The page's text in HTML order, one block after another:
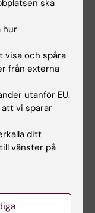
ska
hur
visa och spåra
från externa
utanför EU.
vi sparar
ditt
vänster på